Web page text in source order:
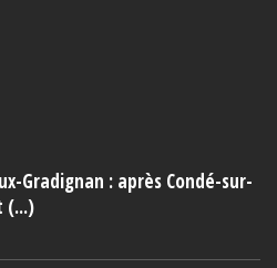
Gradignan : après Condé-sur-
(...)